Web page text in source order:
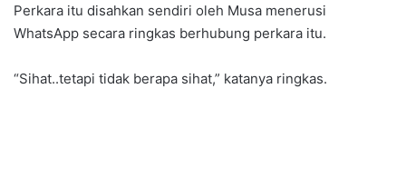
Perkara itu disahkan sendiri oleh Musa menerusi
WhatsApp secara ringkas berhubung perkara itu.
“Sihat..tetapi tidak berapa sihat,” katanya ringkas.